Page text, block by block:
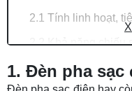
2.1 Tính linh hoạt,
2.2 Khả năng chiếu
2.3 Tiết Kiệm Năng
1. Đèn pha